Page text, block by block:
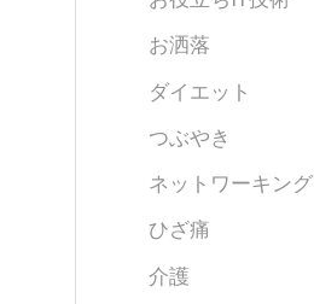
お洒落
ダイエット
つぶやき
ネットワーキング
ひざ痛
介護